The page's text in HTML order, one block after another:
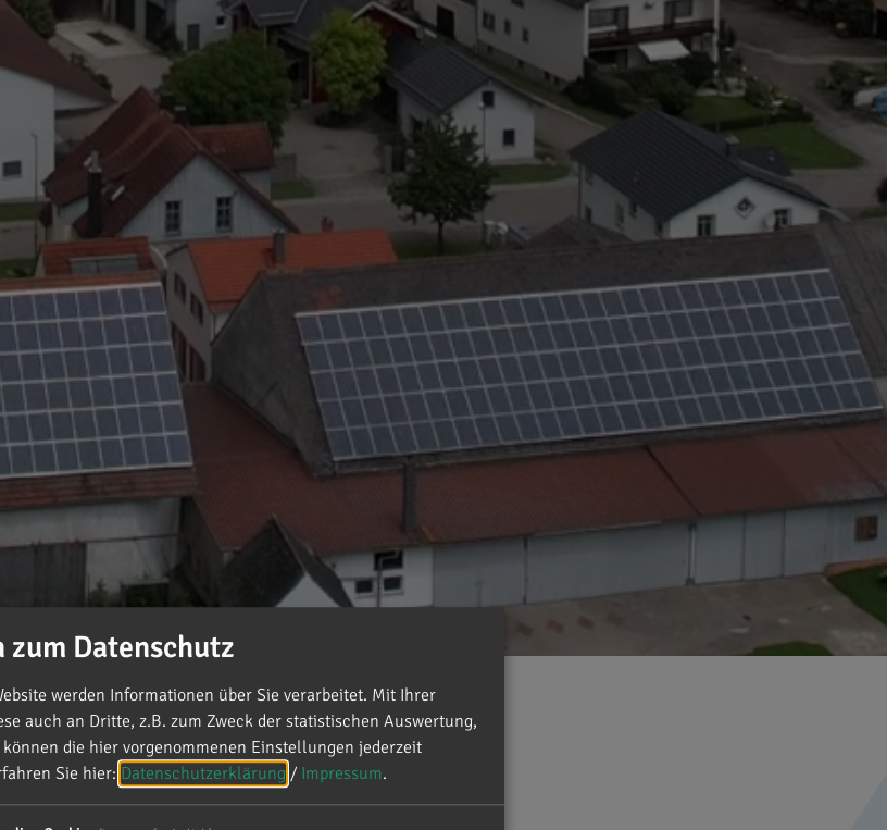
Datenschutz
werden Informationen über Sie verarbeitet. Mit Ihrer
auch an Dritte, z.B. zum Zweck der statistischen Auswertung,
die hier vorgenommenen Einstellungen jederzeit
Sie hier: Datenschutzerklärung / Impressum.